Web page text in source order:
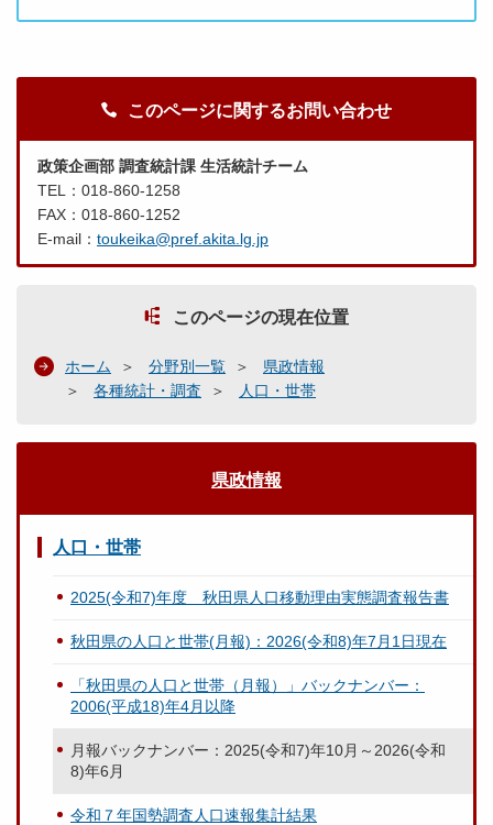
このページに関するお問い合わせ
政策企画部 調査統計課 生活統計チーム
TEL：018-860-1258
FAX：018-860-1252
E-mail： toukeika@pref.akita.lg.jp
このページの現在位置
ホーム 分野別一覧
県政情報
各種統計・調査
人口・世帯
県政情報
人口・世帯
2025(令和7)年度 秋田県人口移動理由実態調査報告書
秋田県の人口と世帯(月報)：2026(令和8)年7月1日現在
「秋田県の人口と世帯（月報）」バックナンバー：
2006(平成18)年4月以降
月報バックナンバー：2025(令和7)年10月～2026(令和
8)年6月
令和７年国勢調査人口速報集計結果